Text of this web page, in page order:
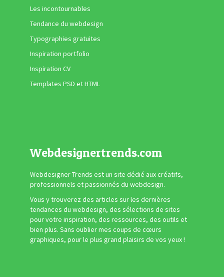
Les incontournables
Tendance du webdesign
Typographies gratuites
Inspiration portfolio
Inspiration CV
Templates PSD et HTML
Webdesignertrends.com
Webdesigner Trends est un site dédié aux créatifs,
professionnels et passionnés du webdesign.
Vous y trouverez des articles sur les dernières
tendances du webdesign, des sélections de sites
pour votre inspiration, des ressources, des outils et
bien plus. Sans oublier mes coups de cœurs
graphiques, pour le plus grand plaisirs de vos yeux !